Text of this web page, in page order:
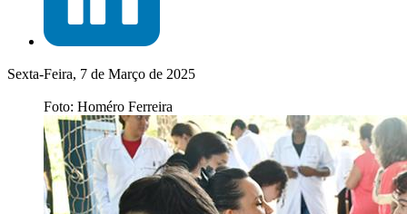
Sexta-Feira, 7 de Março de 2025
Foto: Homéro Ferreira